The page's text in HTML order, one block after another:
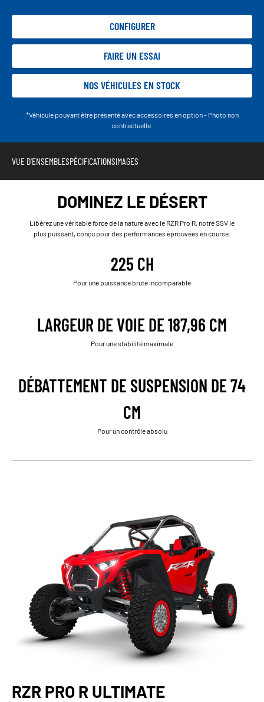
CONFIGURER
FAIRE UN ESSAI
NOS VÉHICULES EN STOCK
*Véhicule pouvant être présenté avec accessoires en option - Photo non
contractuelle.
VUE D'ENSEMBLESPÉCIFICATIONSIMAGES
DOMINEZ LE DÉSERT
Libérez une véritable force de la nature avec le RZR Pro R, notre SSV le
plus puissant, conçu pour des performances éprouvées en course.
225 CH
Pour une puissance brute incomparable
LARGEUR DE VOIE DE 187,96 CM
Pour une stabilité maximale
DÉBATTEMENT DE SUSPENSION DE 74
CM
Pour un contrôle absolu
RZR PRO R ULTIMATE